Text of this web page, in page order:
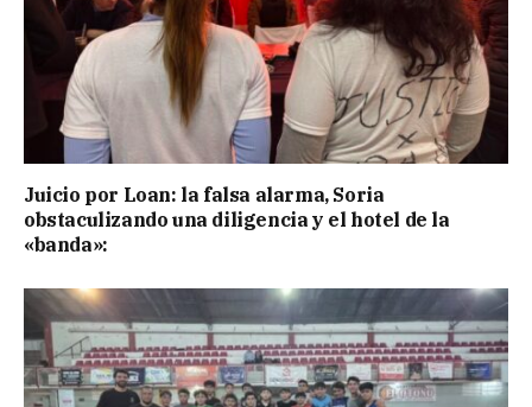
Juicio por Loan: la falsa alarma, Soria
obstaculizando una diligencia y el hotel de la
«banda»: